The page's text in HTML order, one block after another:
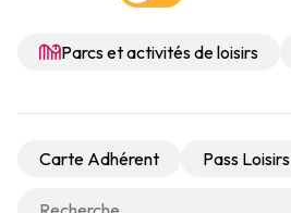
Parcs et activités de loisirs
Carte Adhérent Pass Loisirs